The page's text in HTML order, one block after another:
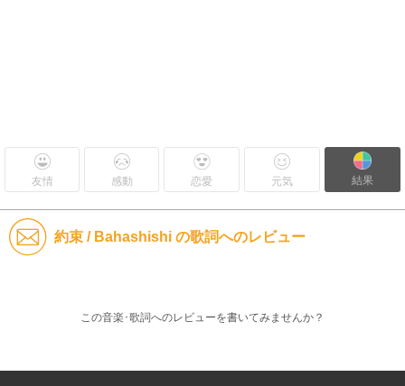
友情 感動 恋愛 元気 結果
約束 / Bahashishi の歌詞へのレビュー
この音楽･歌詞へのレビューを書いてみませんか？